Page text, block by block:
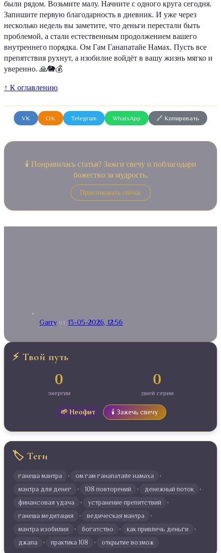
были рядом. Возьмите малу. Начните с одного круга сегодня.
Запишите первую благодарность в дневник. И уже через
несколько недель вы заметите, что деньги перестали быть
проблемой, а стали естественным продолжением вашего
внутреннего порядка. Ом Гам Ганапатайе Намах. Пусть все
препятствия рухнут, а изобилие войдёт в вашу жизнь мягко и
уверенно. 🙏🐘💰
↑ К оглавлению
VK OK Telegram WhatsApp 🔗 Копировать
🕯️ Понравилась статья? Зажги свечу и поблагодари
божество за мудрость.
Практиковать сейчас
Garry от 13-05-2026, 12:56
⚡ Твой путь
0
энергии
0
дней серии
🌱 Неофит 🕯️ Зажечь свечу
🏷️ Теги
ганеша мантра , ом гам ганапатайе намаха ,
мантра для денег , 108 повторений , денежный поток ,
финансовая удача , устранение препятствий ,
ганеша медитация , ведическая мантра ,
мантра изобилия , богатство , как привлечь деньги ,
джапа , практика 108 , открытие возмож